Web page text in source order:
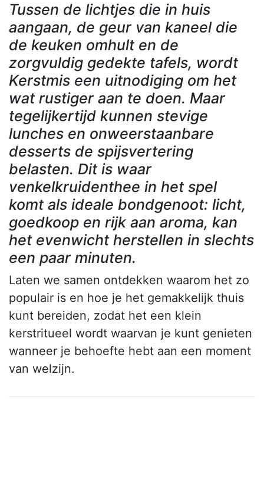
Tussen de lichtjes die in huis
aangaan, de geur van kaneel die
de keuken omhult en de
zorgvuldig gedekte tafels, wordt
Kerstmis een uitnodiging om het
wat rustiger aan te doen. Maar
tegelijkertijd kunnen stevige
lunches en onweerstaanbare
desserts de spijsvertering
belasten. Dit is waar
venkelkruidenthee in het spel
komt als ideale bondgenoot: licht,
goedkoop en rijk aan aroma, kan
het evenwicht herstellen in slechts
een paar minuten.
Laten we samen ontdekken waarom het zo
populair is en hoe je het gemakkelijk thuis
kunt bereiden, zodat het een klein
kerstritueel wordt waarvan je kunt genieten
wanneer je behoefte hebt aan een moment
van welzijn.